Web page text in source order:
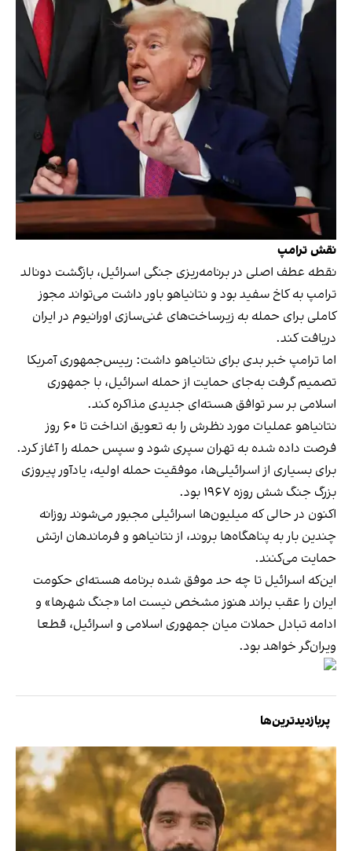
نقشترامپ
نقطه عطف اصلی در برنامه‌ریزی جنگی اسرائیل، بازگشت دونالد
ترامپ به کاخ سفید بود و نتانیاهو باور داشت می‌تواند مجوز
کاملی برای حمله به زیرساخت‌های غنی‌سازی اورانیوم در ایران
دریافت کند.
اما ترامپ خبر بدی برای نتانیاهو داشت: رییس‌جمهوری آمریکا
تصمیم گرفت به‌جای حمایت از حمله اسرائیل، با جمهوری
اسلامی بر سر توافق هسته‌ای جدیدی مذاکره کند.
نتانیاهو عملیات مورد نظرش را به تعویق انداخت تا ۶۰ روز
فرصت داده شده به تهران سپری شود و سپس حمله را آغاز کرد.
برای بسیاری از اسرائیلی‌ها، موفقیت حمله اولیه، یادآور پیروزی
بزرگ جنگ شش روزه ۱۹۶۷ بود.
اکنون در حالی که میلیون‌ها اسرائیلی مجبور می‌شوند روزانه
چندین بار به پناهگاه‌ها بروند، از نتانیاهو و فرماندهان ارتش
حمایت می‌کنند.
این‌که اسرائیل تا چه حد موفق شده برنامه هسته‌ای حکومت
ایران را عقب براند هنوز مشخص نیست اما «جنگ شهرها» و
ادامه تبادل حملات میان جمهوری اسلامی و اسرائیل، قطعا
ویران‌گر خواهد بود.
پربازدیدترین‌ها